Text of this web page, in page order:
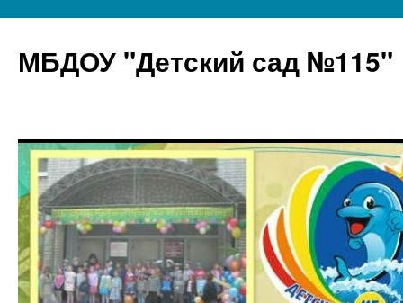
МБДОУ "Детский сад №115"